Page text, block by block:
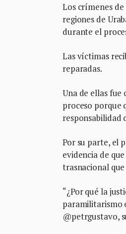
Los crímenes
regiones de
durante el
Las víctimas
reparadas.
Una de ellas fue
proceso porque
responsabilidad
Por su parte, el
evidencia de
trasnacional
“¿Por qué la
paramilitarismo
@petrgustavo,